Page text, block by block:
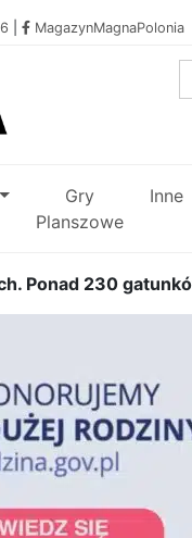
MagazynMagnaPolonia
Gry
Planszowe
Inne
Ponad 230